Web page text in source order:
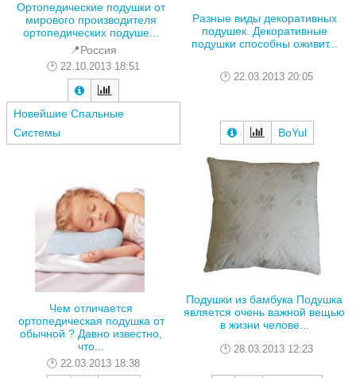
Ортопедические подушки от
мирового производителя
ортопедических подуше...
📍Россия
22.10.2013 18:51
Новейшие Спальные
Системы
Разные виды декоративных
подушек. Декоративные
подушки способны оживит...
22.03.2013 20:05
BoYul
Чем отличается
ортопедическая подушка от
обычной ? Давно известно,
что...
22.03.2013 18:38
Подушки из бамбука Подушка
является очень важной вещью
в жизни челове...
28.03.2013 12:23